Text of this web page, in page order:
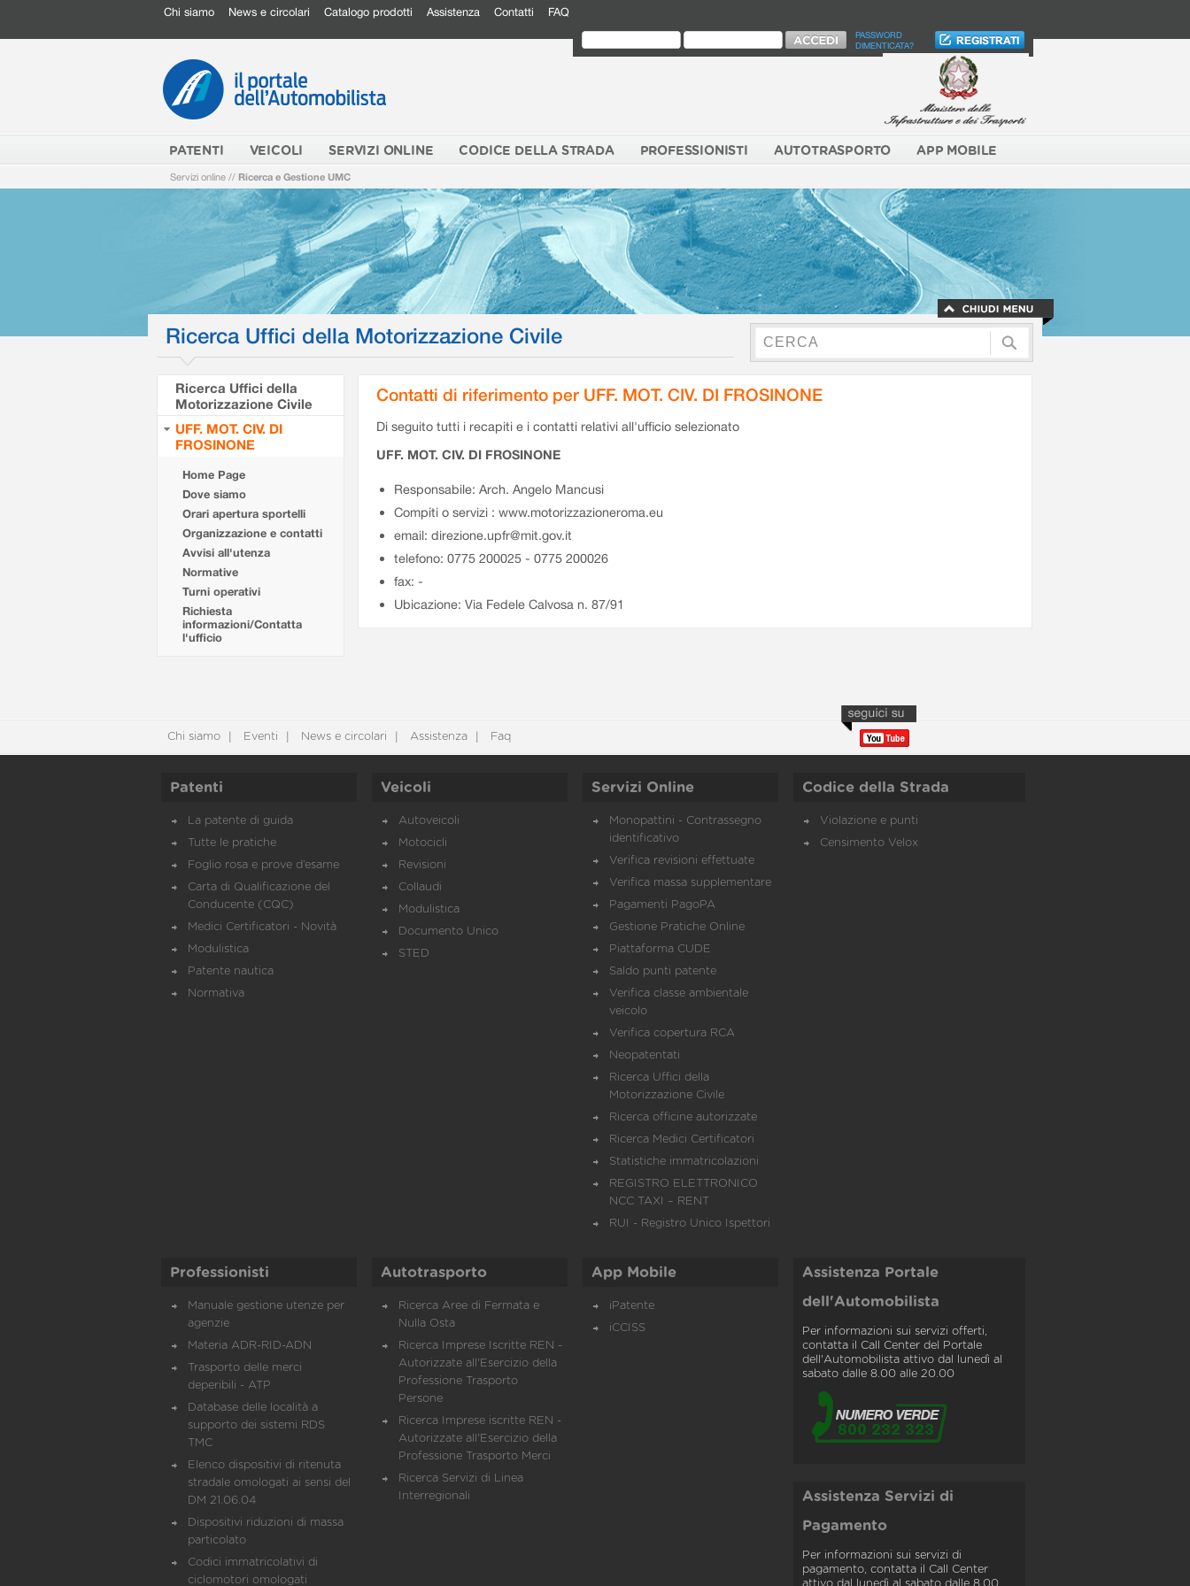
Chi siamo News e circolari Catalogo prodotti Assistenza Contatti FAQ
PASSWORD
DIMENTICATA?
PATENTI VEICOLI SERVIZI ONLINE CODICE DELLA STRADA PROFESSIONISTI AUTOTRASPORTO APP MOBILE
Servizi online // Ricerca e Gestione UMC
Ricerca Uffici della Motorizzazione Civile
Ricerca Uffici della
Motorizzazione Civile
UFF. MOT. CIV. DI
FROSINONE
Home Page
Dove siamo
Orari apertura sportelli
Organizzazione e contatti
Avvisi all'utenza
Normative
Turni operativi
Richiesta
informazioni/Contatta
l'ufficio
Contatti di riferimento per UFF. MOT. CIV. DI FROSINONE
Di seguito tutti i recapiti e i contatti relativi all'ufficio selezionato
UFF. MOT. CIV. DI FROSINONE
Responsabile: Arch. Angelo Mancusi
Compiti o servizi : www.motorizzazioneroma.eu
email: direzione.upfr@mit.gov.it
telefono: 0775 200025 - 0775 200026
fax: -
Ubicazione: Via Fedele Calvosa n. 87/91
Chi siamo Eventi News e circolari Assistenza Faq
Patenti
La patente di guida
Tutte le pratiche
Foglio rosa e prove d’esame
Carta di Qualificazione del
Conducente (CQC)
Medici Certificatori - Novità
Modulistica
Patente nautica
Normativa
Veicoli
Autoveicoli
Motocicli
Revisioni
Collaudi
Modulistica
Documento Unico
STED
Servizi Online
Monopattini - Contrassegno
identificativo
Verifica revisioni effettuate
Verifica massa supplementare
Pagamenti PagoPA
Gestione Pratiche Online
Piattaforma CUDE
Saldo punti patente
Verifica classe ambientale
veicolo
Verifica copertura RCA
Neopatentati
Ricerca Uffici della
Motorizzazione Civile
Ricerca officine autorizzate
Ricerca Medici Certificatori
Statistiche immatricolazioni
REGISTRO ELETTRONICO
NCC TAXI – RENT
RUI - Registro Unico Ispettori
Codice della Strada
Violazione e punti
Censimento Velox
Professionisti
Manuale gestione utenze per
agenzie
Materia ADR-RID-ADN
Trasporto delle merci
deperibili - ATP
Database delle località a
supporto dei sistemi RDS
TMC
Elenco dispositivi di ritenuta
stradale omologati ai sensi del
DM 21.06.04
Dispositivi riduzioni di massa
particolato
Codici immatricolativi di
ciclomotori omologati
Autotrasporto
Ricerca Aree di Fermata e
Nulla Osta
Ricerca Imprese Iscritte REN -
Autorizzate all'Esercizio della
Professione Trasporto
Persone
Ricerca Imprese iscritte REN -
Autorizzate all'Esercizio della
Professione Trasporto Merci
Ricerca Servizi di Linea
Interregionali
App Mobile
iPatente
iCCISS
Assistenza Portale
dell'Automobilista
Per informazioni sui servizi offerti,
contatta il Call Center del Portale
dell'Automobilista attivo dal lunedì al
sabato dalle 8.00 alle 20.00
Assistenza Servizi di
Pagamento
Per informazioni sui servizi di
pagamento, contatta il Call Center